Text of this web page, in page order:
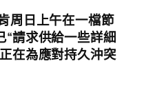
周日上午在一檔節
“請求供給一些詳細
在為應對持久沖突